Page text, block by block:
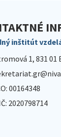
inštitút
1, 831 01
00164348
2020798714